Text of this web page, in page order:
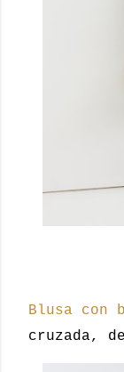
Blusa con
cruzada,